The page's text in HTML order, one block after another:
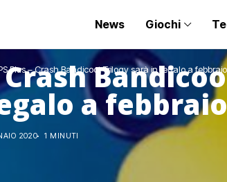
News Giochi
Plus – Crash Bandicoot Trilogy sarà in regalo a
Crash
a
2020 1 MINUTI